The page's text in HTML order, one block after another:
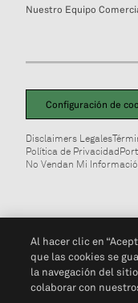
Nuestro Equipo
Configuración de
Disclaimers Legales
Política de Privacidad
No Vendan Mi
Al hacer clic en
que las cookies se
la navegación del
colaborar con